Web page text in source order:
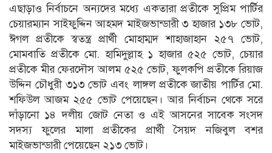
এছাড়াও নির্বাচনে অন্যদের মধ্যে একতারা প্রতীকে সুপ্রিম পার্টির
চেয়ারম্যান সাইফুদ্দিন আহমদ মাইজভান্ডারী ৩ হাজার ১৩৮ ভোট,
ঈগল প্রতীকে স্বতন্ত্র প্রার্থী মোহাম্মদ শাহাজাহান ২৫৭ ভোট,
মোমবাতি প্রতীকে মো. হামিদুল্লাহ ১ হাজার ৫২৫ ভোট, চেয়ার
প্রতীকে মীর ফেরদৌস আলম ৫২৫ ভোট, ফুলকপি প্রতীকে রিয়াজ
উদ্দিন চৌধুরী ৩১৩ ভোট এবং লাঙ্গল প্রতীকে জাতীয় পার্টির মো.
শফিউল আজম ২৫৫ ভোট পেয়েছেন। আর নির্বাচন থেকে সরে
দাঁড়ানো ১৪ দলীয় জোট নেতা ও এই আসনের সাবেক সংসদ
সদস্য ফুলের মালা প্রতীকের প্রার্থী সৈয়দ নজিবুল বশর
মাইজভান্ডারী পেয়েছেন ২১৩ ভোট।